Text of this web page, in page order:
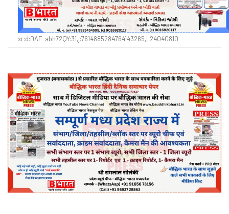
xr:d:DAF_abh72QY:31,j:7614885284764143265,t:24040810